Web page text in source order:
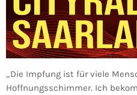
„Die Impfung ist für viele
Hoffnungsschimmer. Ich